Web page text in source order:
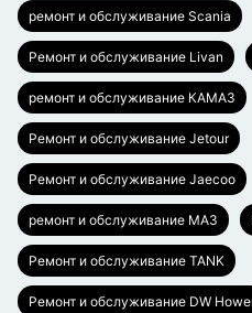
ремонт и обслуживание Scania
Ремонт и обслуживание Livan
ремонт и обслуживание КАМАЗ
Ремонт и обслуживание Jetour
Ремонт и обслуживание Jaecoo
ремонт и обслуживание МАЗ
Ремонт и обслуживание TANK
Ремонт и обслуживание DW